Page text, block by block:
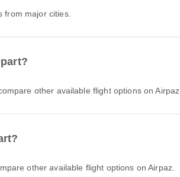
major cities.
other available flight options on Airpaz.
other available flight options on Airpaz.